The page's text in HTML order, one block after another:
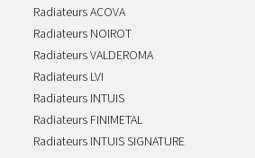
Radiateurs ACOVA
Radiateurs NOIROT
Radiateurs VALDEROMA
Radiateurs LVI
Radiateurs INTUIS
Radiateurs FINIMETAL
Radiateurs INTUIS SIGNATURE